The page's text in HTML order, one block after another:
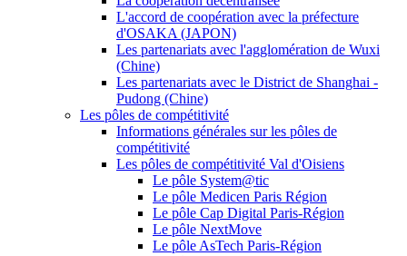
L'accord de coopération avec la préfecture
d'OSAKA (JAPON)
Les partenariats avec l'agglomération de Wuxi
(Chine)
Les partenariats avec le District de Shanghai -
Pudong (Chine)
Les pôles de compétitivité
Informations générales sur les pôles de
compétitivité
Les pôles de compétitivité Val d'Oisiens
Le pôle System@tic
Le pôle Medicen Paris Région
Le pôle Cap Digital Paris-Région
Le pôle NextMove
Le pôle AsTech Paris-Région